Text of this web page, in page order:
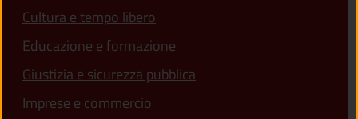
Cultura e tempo libero
Educazione e formazione
Giustizia e sicurezza pubblica
Imprese e commercio